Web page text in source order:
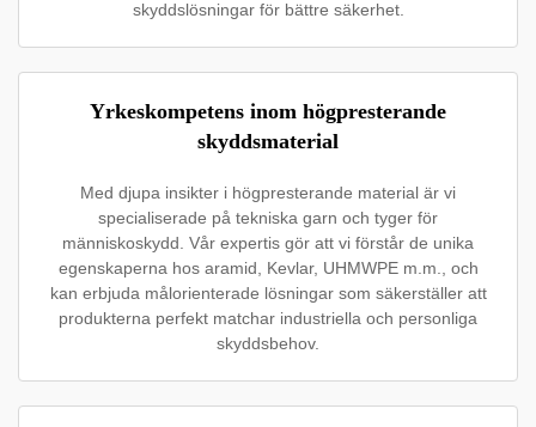
skyddslösningar för bättre säkerhet.
Yrkeskompetens inom högpresterande
skyddsmaterial
Med djupa insikter i högpresterande material är vi
specialiserade på tekniska garn och tyger för
människoskydd. Vår expertis gör att vi förstår de unika
egenskaperna hos aramid, Kevlar, UHMWPE m.m., och
kan erbjuda målorienterade lösningar som säkerställer att
produkterna perfekt matchar industriella och personliga
skyddsbehov.